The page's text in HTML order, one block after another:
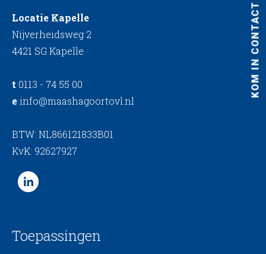
KOM IN CONTACT
Locatie Kapelle
Nijverheidsweg 2
4421 SG Kapelle
t 0113 - 74 55 00
einfo@maashagoortovl.nl
BTW: NL866121833B01
KvK: 92627927
Toepassingen